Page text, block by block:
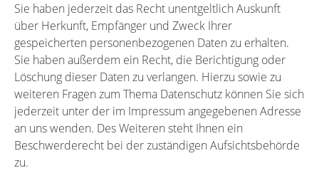
Sie haben jederzeit das Recht unentgeltlich Auskunft
über Herkunft, Empfänger und Zweck Ihrer
gespeicherten personenbezogenen Daten zu erhalten.
Sie haben außerdem ein Recht, die Berichtigung oder
Löschung dieser Daten zu verlangen. Hierzu sowie zu
weiteren Fragen zum Thema Datenschutz können Sie sich
jederzeit unter der im Impressum angegebenen Adresse
an uns wenden. Des Weiteren steht Ihnen ein
Beschwerderecht bei der zuständigen Aufsichtsbehörde
zu.